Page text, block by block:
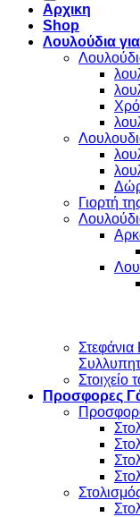
Αρχικη
Shop
Λουλούδια
Γιορτή
Στεφάνια
Στοιχείο
Προσφορες